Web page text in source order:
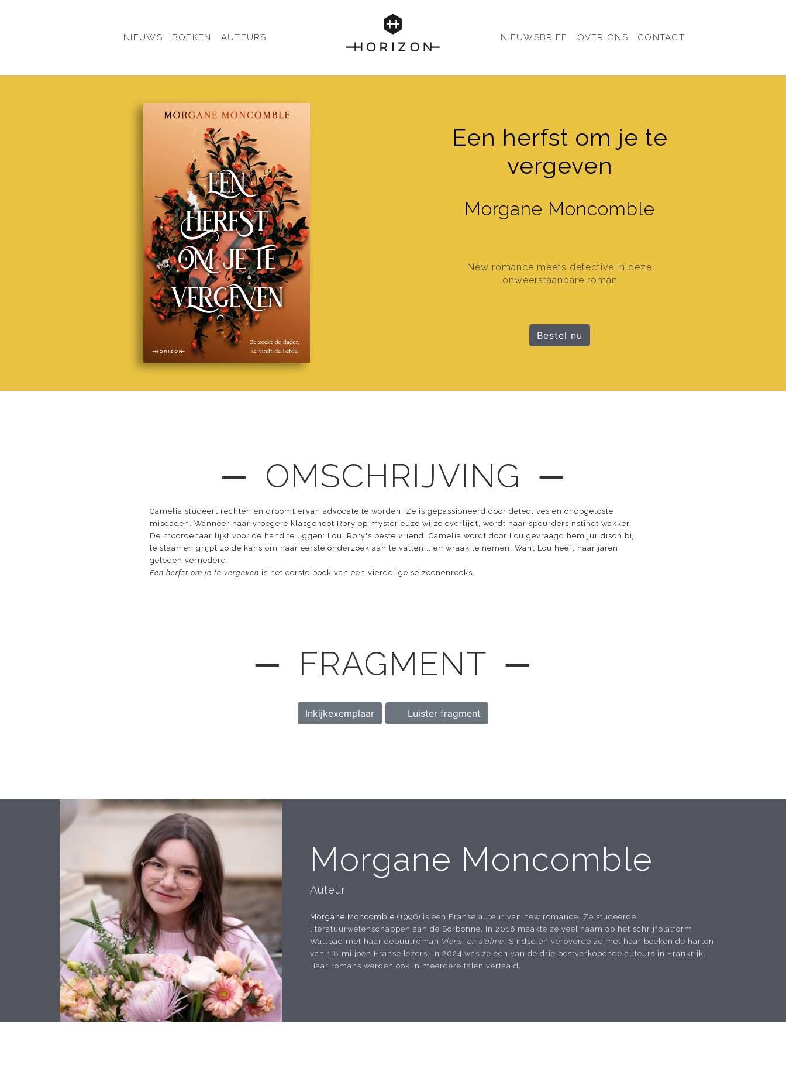
NIEUWS BOEKEN AUTEURS NIEUWSBRIEF OVER ONS CONTACT
Een herfst om je te
vergeven
Morgane Moncomble
New romance meets detective in deze
onweerstaanbare roman
Bestel nu
─ OMSCHRIJVING ─
Camelia studeert rechten en droomt ervan advocate te worden. Ze is gepassioneerd door detectives en onopgeloste
misdaden. Wanneer haar vroegere klasgenoot Rory op mysterieuze wijze overlijdt, wordt haar speurdersinstinct wakker.
De moordenaar lijkt voor de hand te liggen: Lou, Rory's beste vriend. Camelia wordt door Lou gevraagd hem juridisch bij
te staan en grijpt zo de kans om haar eerste onderzoek aan te vatten... en wraak te nemen. Want Lou heeft haar jaren
geleden vernederd.
Een herfst om je te vergeven is het eerste boek van een vierdelige seizoenenreeks.
─ FRAGMENT ─
Inkijkexemplaar Luister fragment
Morgane Moncomble
Auteur
Morgane Moncomble (1996) is een Franse auteur van new romance. Ze studeerde
literatuurwetenschappen aan de Sorbonne. In 2016 maakte ze veel naam op het schrijfplatform
Wattpad met haar debuutroman Viens, on s'aime . Sindsdien veroverde ze met haar boeken de harten
van 1,8 miljoen Franse lezers. In 2024 was ze een van de drie bestverkopende auteurs in Frankrijk.
Haar romans werden ook in meerdere talen vertaald.